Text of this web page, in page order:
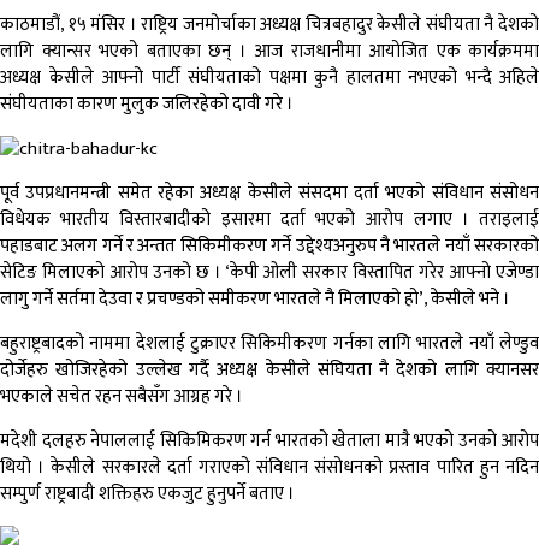
काठमाडौं, १५ मंसिर । राष्ट्रिय जनमोर्चाका अध्यक्ष चित्रबहादुर केसीले संघीयता नै देशको
लागि क्यान्सर भएको बताएका छन् । आज राजधानीमा आयोजित एक कार्यक्रममा
अध्यक्ष केसीले आफ्नो पार्टी संघीयताको पक्षमा कुनै हालतमा नभएको भन्दै अहिले
संघीयताका कारण मुलुक जलिरहेको दावी गरे ।
पूर्व उपप्रधानमन्त्री समेत रहेका अध्यक्ष केसीले संसदमा दर्ता भएको संविधान संसोधन
विधेयक भारतीय विस्तारबादीको इसारमा दर्ता भएको आरोप लगाए । तराइलाई
पहाडबाट अलग गर्ने र अन्तत सिकिमीकरण गर्ने उद्देश्यअनुरुप नै भारतले नयाँ सरकारको
सेटिङ मिलाएको आरोप उनको छ । ‘केपी ओली सरकार विस्तापित गरेर आफ्नो एजेण्डा
लागु गर्ने सर्तमा देउवा र प्रचण्डको समीकरण भारतले नै मिलाएको हो’, केसीले भने ।
बहुराष्ट्रबादको नाममा देशलाई टुक्राएर सिकिमीकरण गर्नका लागि भारतले नयाँ लेण्डुव
दोर्जेहरु खोजिरहेको उल्लेख गर्दै अध्यक्ष केसीले संघियता नै देशको लागि क्यानसर
भएकाले सचेत रहन सबैसँग आग्रह गरे ।
मदेशी दलहरु नेपाललाई सिकिमिकरण गर्न भारतको खेताला मात्रै भएको उनको आरोप
थियो । केसीले सरकारले दर्ता गराएको संविधान संसोधनको प्रस्ताव पारित हुन नदिन
सम्पुर्ण राष्ट्रबादी शक्तिहरु एकजुट हुनुपर्ने बताए ।